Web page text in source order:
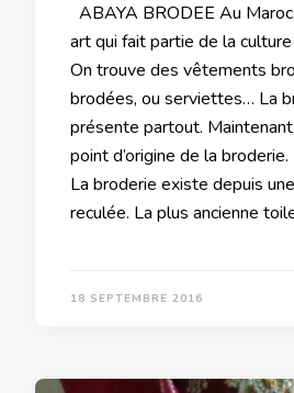
ABAYA BRODEE Au
art qui fait partie de la
On trouve des vêtements
brodées, ou serviettes… La
présente partout.
point d’origine de la
La broderie existe depuis
reculée. La plus ancienne
18 SEPTEMBRE 2016